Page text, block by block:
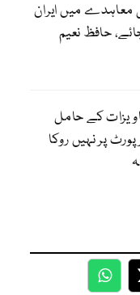
معاہدے میں ایران
حافظ نعیم
کے حامل
پر نہیں روکا